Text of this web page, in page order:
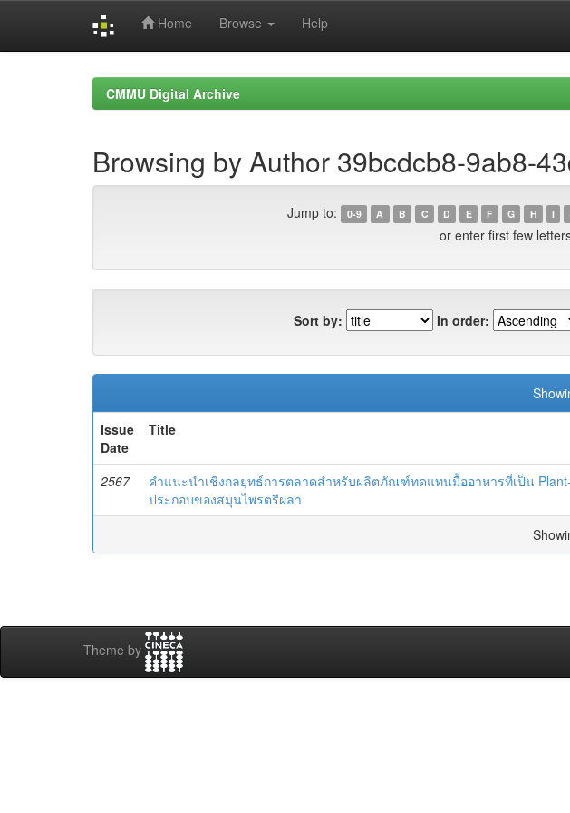
Home Browse Help
CMMU Digital Archive
Browsing by Author 39bcdcb8-9ab8-
Jump to: 0-9 A B C D E F G H I
or enter first few
Sort by: In order:
Issue
Date
Title
2567
คำแนะนำเชิงกลยุทธ์การตลาดสำหรับผลิตภัณฑ์ทดแทนมื้ออาหารที่เป็น
ประกอบของสมุนไพรตรีผลา
Theme by